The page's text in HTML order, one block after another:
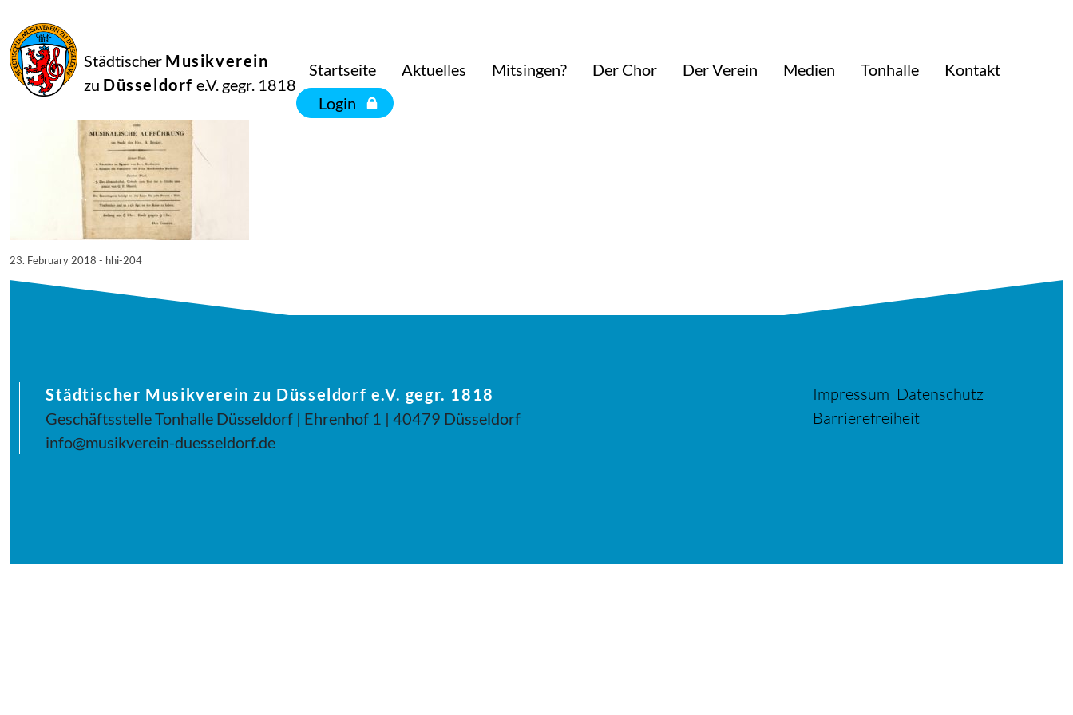
Städtischer Musikverein
zu Düsseldorf e.V. gegr. 1818
Startseite Aktuelles Mitsingen? Der Chor Der Verein Medien Tonhalle
Kontakt
Login
Februar
2018
Netkotec
hhi-204
23. February 2018 - hhi-204
Städtischer Musikverein zu Düsseldorf e.V. gegr. 1818
Geschäftsstelle Tonhalle Düsseldorf | Ehrenhof 1 | 40479 Düsseldorf
info@musikverein-duesseldorf.de
Impressum Datenschutz
Barrierefreiheit